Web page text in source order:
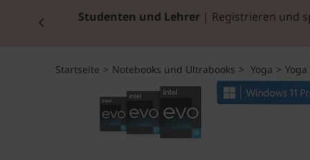
Studenten und Lehrer | Registrieren und
Currently displaying item 2 of 3
Startseite > Notebooks und Ultrabooks > Yoga >